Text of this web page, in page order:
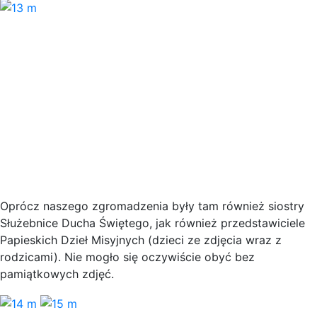
Oprócz naszego zgromadzenia były tam również siostry
Służebnice Ducha Świętego, jak również przedstawiciele
Papieskich Dzieł Misyjnych (dzieci ze zdjęcia wraz z
rodzicami). Nie mogło się oczywiście obyć bez
pamiątkowych zdjęć.